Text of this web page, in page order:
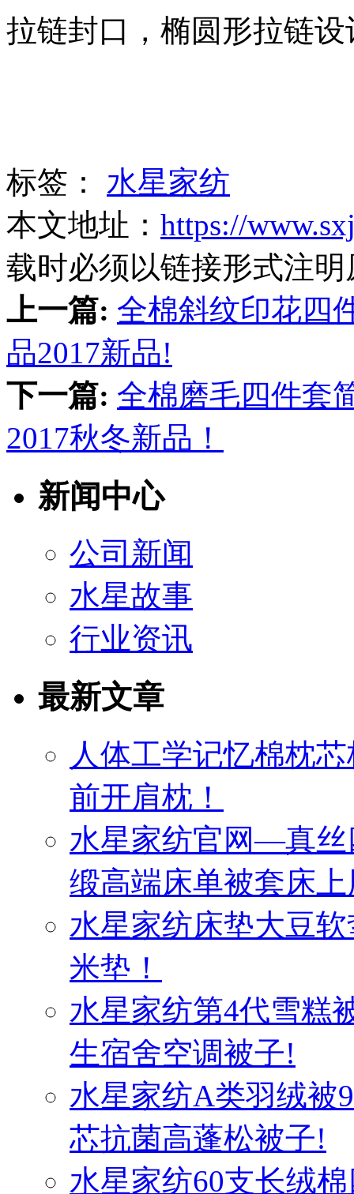
拉链封口，椭圆形拉链
标签： 水星家纺
本文地址： https://
载时必须以链接形式注
上一篇: 全棉斜纹印花四
品2017新品!
下一篇: 全棉磨毛四件套
2017秋冬新品！
新闻中心
公司新闻
水星故事
行业资讯
最新文章
人体工学记忆棉枕
前开肩枕！
水星家纺官网—真丝
缎高端床单被套床
水星家纺床垫大豆
米垫！
水星家纺第4代雪糕
生宿舍空调被子!
水星家纺A类羽绒被
芯抗菌高蓬松被子!
水星家纺60支长绒